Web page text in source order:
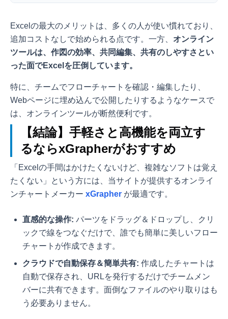
Excelの最大のメリットは、多くの人が使い慣れており、
追加コストなしで始められる点です。一方、 オンライン
ツールは、作図の効率、共同編集、共有のしやすさとい
った面でExcelを圧倒しています。
特に、チームでフローチャートを確認・編集したり、
Webページに埋め込んで公開したりするようなケースで
は、オンラインツールが断然便利です。
【結論】手軽さと高機能を両立す
るならxGrapherがおすすめ
「Excelの手間はかけたくないけど、複雑なソフトは覚え
たくない」という方には、当サイトが提供するオンライ
ンチャートメーカー xGrapher が最適です。
直感的な操作: パーツをドラッグ＆ドロップし、クリ
ックで線をつなぐだけで、誰でも簡単に美しいフロー
チャートが作成できます。
クラウドで自動保存＆簡単共有: 作成したチャートは
自動で保存され、URLを発行するだけでチームメン
バーに共有できます。面倒なファイルのやり取りはも
う必要ありません。